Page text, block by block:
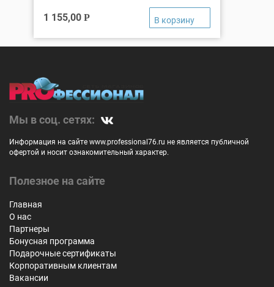
1 155,00 Р
Мы в соц. сетях:
Информация на сайте www.professional76.ru не является публичной
офертой и носит ознакомительный характер.
Полезное на сайте
Главная
О нас
Партнеры
Бонусная программа
Подарочные сертификаты
Корпоративным клиентам
Вакансии